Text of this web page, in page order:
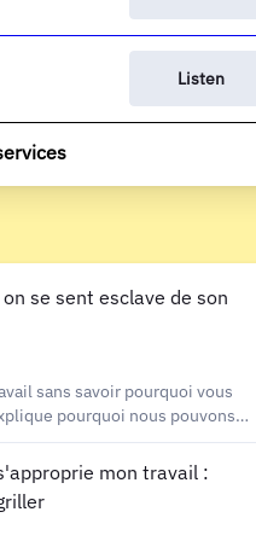
Listen
se sent esclave de son
sans savoir pourquoi vous
pourquoi nous pouvons
travail, comment distinguer
actions concrètes permettent
Vous découvrirez comment
impact et reprendre la main
ne devrait jamais
mon travail :